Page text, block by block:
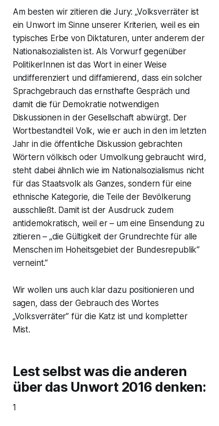
Am besten wir zitieren die Jury: „Volksverräter ist
ein Unwort im Sinne unserer Kriterien, weil es ein
typisches Erbe von Diktaturen, unter anderem der
Nationalsozialisten ist. Als Vorwurf gegenüber
PolitikerInnen ist das Wort in einer Weise
undifferenziert und diffamierend, dass ein solcher
Sprachgebrauch das ernsthafte Gespräch und
damit die für Demokratie notwendigen
Diskussionen in der Gesellschaft abwürgt. Der
Wortbestandteil Volk, wie er auch in den im letzten
Jahr in die öffentliche Diskussion gebrachten
Wörtern völkisch oder Umvolkung gebraucht wird,
steht dabei ähnlich wie im Nationalsozialismus nicht
für das Staatsvolk als Ganzes, sondern für eine
ethnische Kategorie, die Teile der Bevölkerung
ausschließt. Damit ist der Ausdruck zudem
antidemokratisch, weil er – um eine Einsendung zu
zitieren – „die Gültigkeit der Grundrechte für alle
Menschen im Hoheitsgebiet der Bundesrepublik“
verneint.”
Wir wollen uns auch klar dazu positionieren und
sagen, dass der Gebrauch des Wortes
„Volksverräter” für die Katz ist und kompletter
Mist.
Lest selbst was die anderen
über das Unwort 2016 denken:
1